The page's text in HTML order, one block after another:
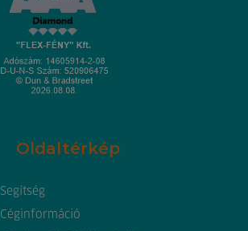
Oldaltérkép
Segítség
Céginformáció